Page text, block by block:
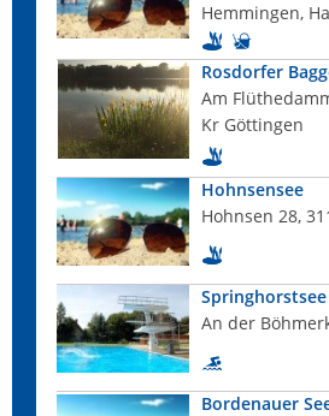
Hemmingen,
Rosdorfer
Am
Kr Göttingen
Hohnsensee
Hohnsen 28,
Springhorstsee
An der
Bordenauer